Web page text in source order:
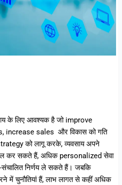
के लिए आवश्यक है जो improve
increase sales और विकास को गति
को लागू करके, व्यवसाय अपने
कर सकते हैं, अधिक personalized सेवा
निर्णय ले सकते हैं। जबकि
में चुनौतियां हैं, लाभ लागत से कहीं अधिक